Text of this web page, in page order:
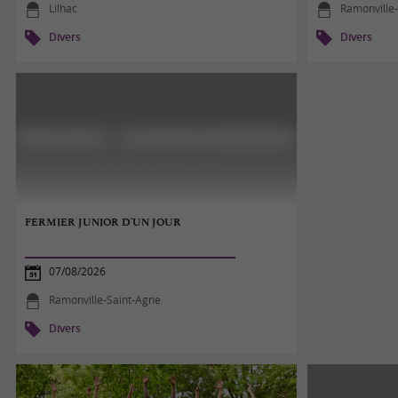
Lilhac
Divers
Divers
FERMIER JUNIOR D'UN JOUR
07/08/2026
Ramonville-Saint-Agne
Divers